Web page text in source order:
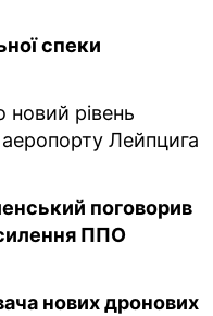
спеки
новий рівень
аеропорту Лейпцига
поговорив
ППО
нових дронових